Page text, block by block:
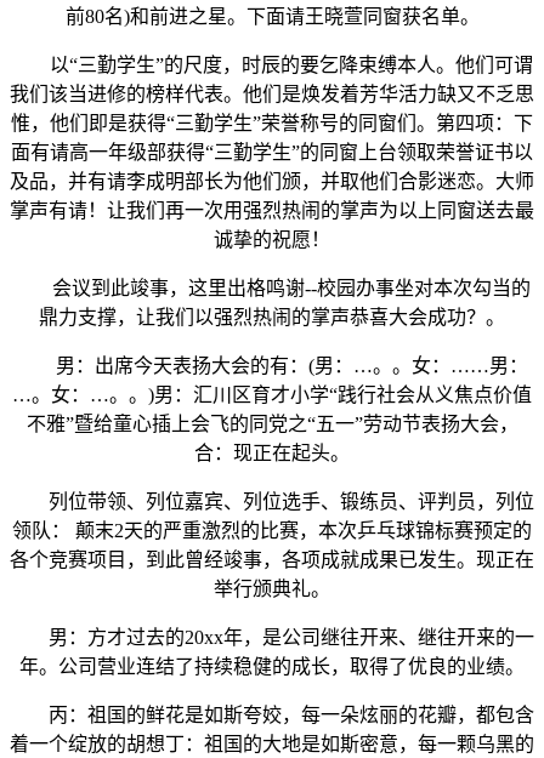
前80名)和前进之星。下面请王晓萱同窗获名单。
以“三勤学生”的尺度，时辰的要乞降束缚本人。他们可谓
我们该当进修的榜样代表。他们是焕发着芳华活力缺又不乏思
惟，他们即是获得“三勤学生”荣誉称号的同窗们。第四项：下
面有请高一年级部获得“三勤学生”的同窗上台领取荣誉证书以
及品，并有请李成明部长为他们颁，并取他们合影迷恋。大师
掌声有请！让我们再一次用强烈热闹的掌声为以上同窗送去最
诚挚的祝愿！
会议到此竣事，这里出格鸣谢--校园办事坐对本次勾当的
鼎力支撑，让我们以强烈热闹的掌声恭喜大会成功？。
男：出席今天表扬大会的有：(男：…。。女：……男：
…。女：…。。)男：汇川区育才小学“践行社会从义焦点价值
不雅”暨给童心插上会飞的同党之“五一”劳动节表扬大会，
合：现正在起头。
列位带领、列位嘉宾、列位选手、锻练员、评判员，列位
领队： 颠末2天的严重激烈的比赛，本次乒乓球锦标赛预定的
各个竞赛项目，到此曾经竣事，各项成就成果已发生。现正在
举行颁典礼。
男：方才过去的20xx年，是公司继往开来、继往开来的一
年。公司营业连结了持续稳健的成长，取得了优良的业绩。
丙：祖国的鲜花是如斯夸姣，每一朵炫丽的花瓣，都包含
着一个绽放的胡想丁：祖国的大地是如斯密意，每一颗乌黑的